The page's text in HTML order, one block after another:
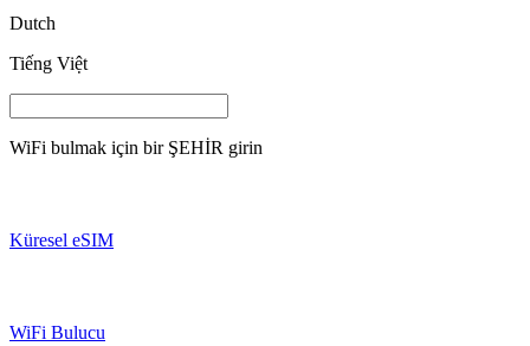
Dutch
Tiếng Việt
WiFi bulmak için bir ŞEHİR girin
Küresel eSIM
WiFi Bulucu